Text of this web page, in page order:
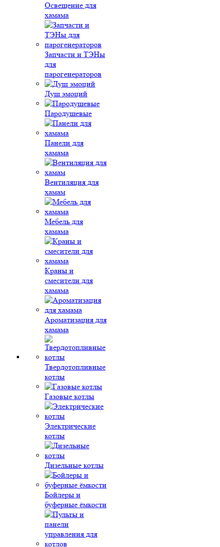
Освещение для
хамама
Запчасти и ТЭНы
для
парогенераторов
Душ эмоций
Пародушевые
Панели для
хамама
Вентиляция для
хамам
Мебель для
хамама
Краны и
смесители для
хамама
Ароматизация для
хамама
Твердотопливные
котлы
Газовые котлы
Электрические
котлы
Дизельные котлы
Бойлеры и
буферные ёмкости